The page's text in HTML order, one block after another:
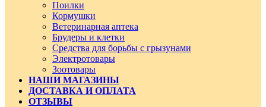
Поилки
Кормушки
Ветеринарная аптека
Брудеры и клетки
Средства для борьбы с грызунами
Электротовары
Зоотовары
НАШИ МАГАЗИНЫ
ДОСТАВКА И ОПЛАТА
ОТЗЫВЫ